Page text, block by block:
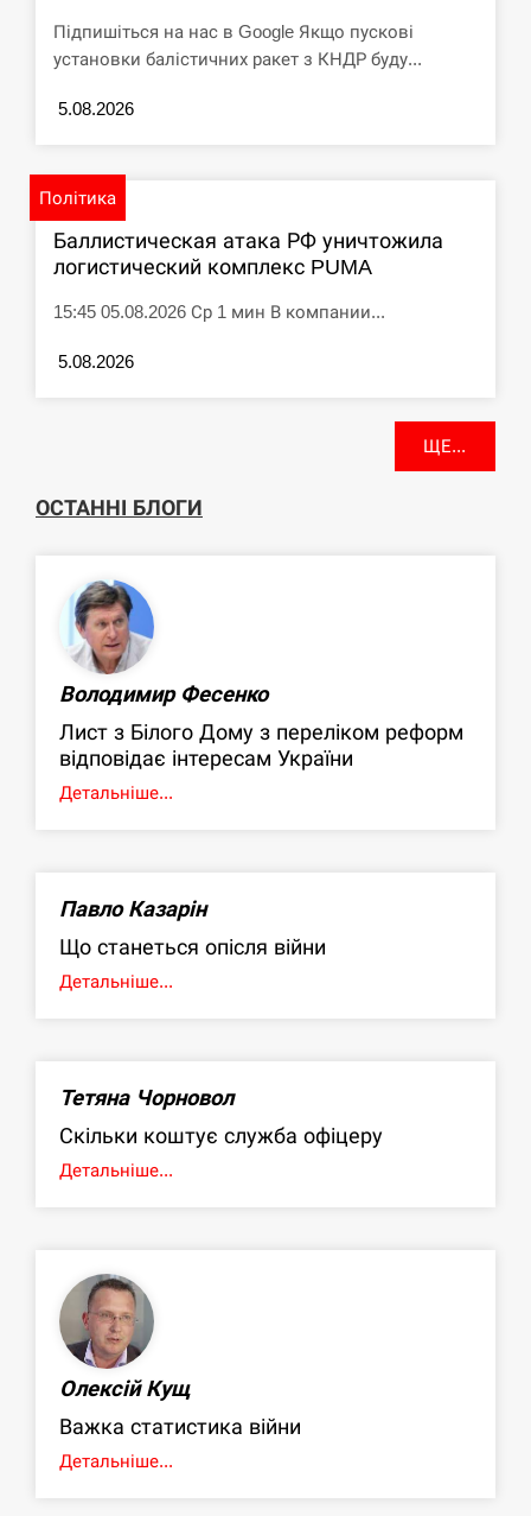
Підпишіться на нас в Google Якщо пускові
установки балістичних ракет з КНДР буду...
5.08.2026
Політика
Баллистическая атака РФ уничтожила
логистический комплекс PUMA
15:45 05.08.2026 Ср 1 мин В компании...
5.08.2026
ЩЕ...
ОСТАННІ БЛОГИ
Володимир Фесенко
Лист з Білого Дому з переліком реформ
відповідає інтересам України
Детальніше...
Павло Казарін
Що станеться опісля війни
Детальніше...
Тетяна Чорновол
Скільки коштує служба офіцеру
Детальніше...
Олексій Кущ
Важка статистика війни
Детальніше...